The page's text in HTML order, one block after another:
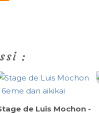
:
de Luis Mochon -